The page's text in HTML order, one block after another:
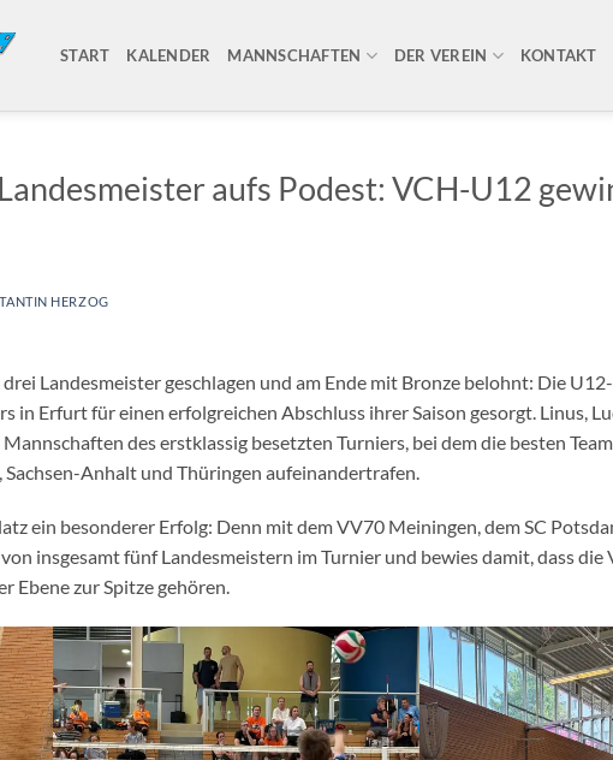
START KALENDER MANNSCHAFTEN DER VEREIN KONTAKT
aufs Podest: VCH-U12
HERZOG
Landesmeister geschlagen und am Ende mit Bronze belohnt: Die
in Erfurt für einen erfolgreichen Abschluss ihrer Saison gesorgt. Linus,
des erstklassig besetzten Turniers, bei dem die besten
Sachsen-Anhalt und Thüringen aufeinandertrafen.
ein besonderer Erfolg: Denn mit dem VV70 Meiningen, dem SC
insgesamt fünf Landesmeistern im Turnier und bewies damit, dass die
Ebene zur Spitze gehören.